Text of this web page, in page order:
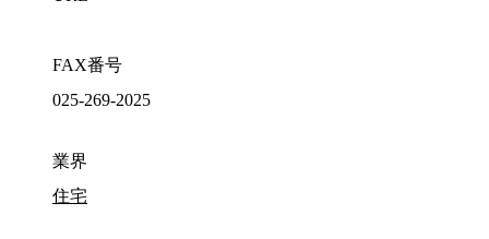
FAX番号
025-269-2025
業界
住宅